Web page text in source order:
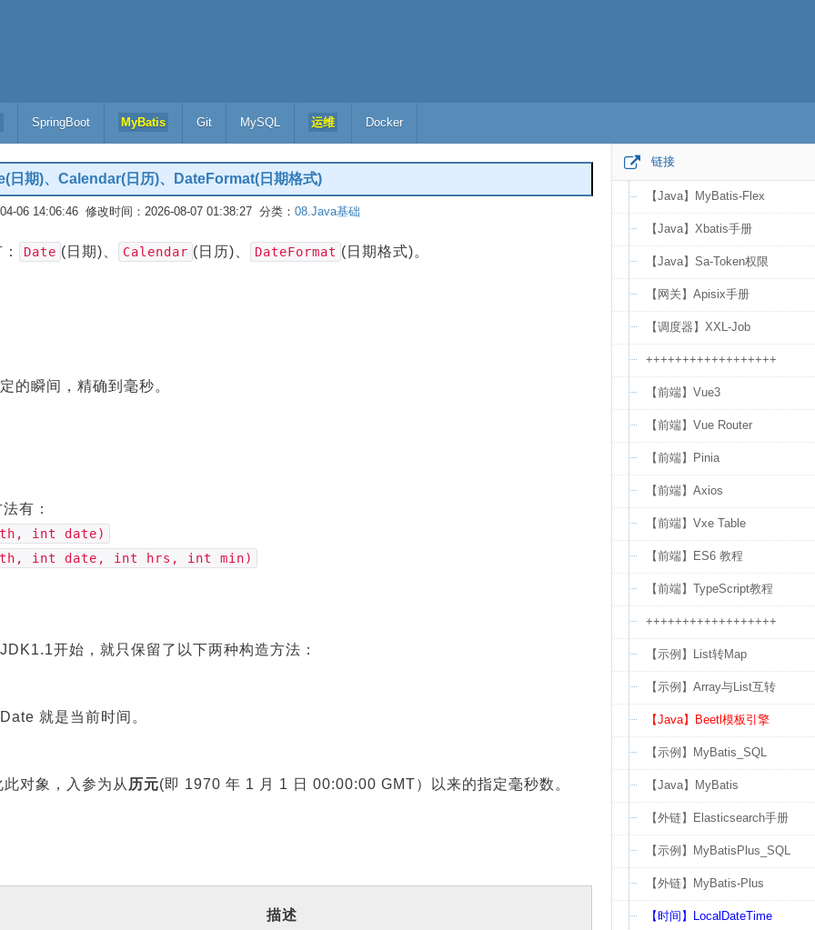
SpringBoot MyBatis Git MySQL 运维 Docker
日期)、Calendar(日历)、DateFormat(日期格式)
06 14:06:46 修改时间：2026-08-07 01:38:27 分类： 08.Java基础
Date (日期)、 Calendar (日历)、 DateFormat (日期格式)。
的瞬间，精确到毫秒。
有：
int date)
int date, int hrs, int min)
开始，就只保留了以下两种构造方法：
就是当前时间。
对象，入参为从 历元(即 1970 年 1 月 1 日 00:00:00 GMT）以来的指定毫秒数。
描述
链接
【Java】MyBatis-Flex
【Java】Xbatis手册
【Java】Sa-Token权限
【网关】Apisix手册
【调度器】XXL-Job
++++++++++++++++++
【前端】Vue3
【前端】Vue Router
【前端】Pinia
【前端】Axios
【前端】Vxe Table
【前端】ES6 教程
【前端】TypeScript教程
++++++++++++++++++
【示例】List转Map
【示例】Array与List互转
【Java】Beetl模板引擎
【示例】MyBatis_SQL
【Java】MyBatis
【外链】Elasticsearch手册
【示例】MyBatisPlus_SQL
【外链】MyBatis-Plus
【时间】LocalDateTime